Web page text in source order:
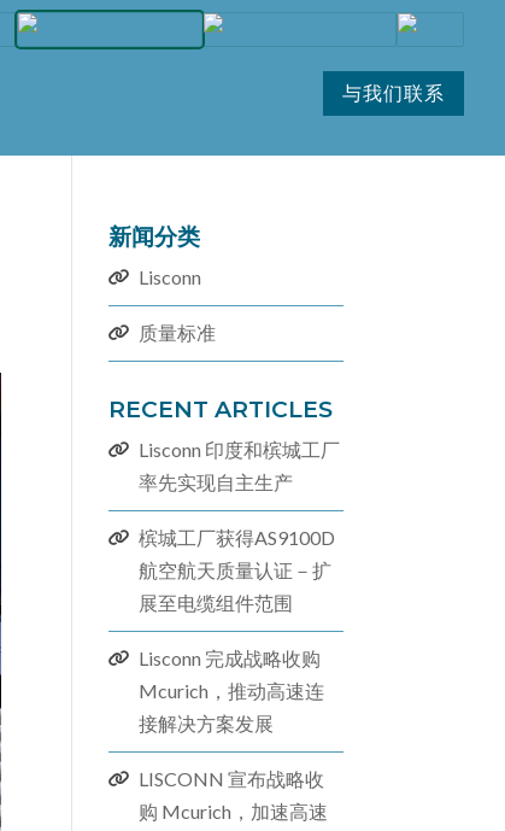
与我们联系
新闻分类
Lisconn
质量标准
RECENT ARTICLES
Lisconn 印度和槟城工厂
率先实现自主生产
槟城工厂获得AS9100D
航空航天质量认证－扩
展至电缆组件范围
Lisconn 完成战略收购
Mcurich，推动高速连
接解决方​​案发展
LISCONN 宣布战略收
购 Mcurich，加速高速